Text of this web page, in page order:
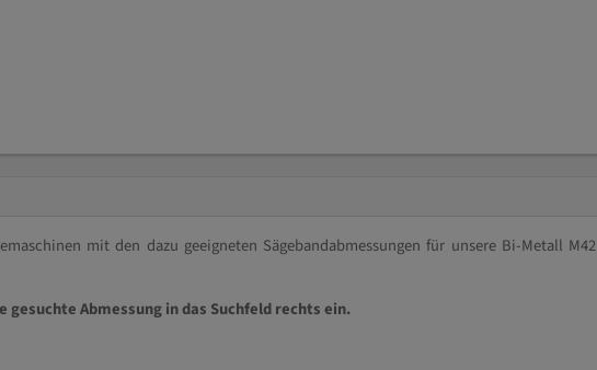
mit den dazu geeigneten Sägebandabmessungen für unsere Bi-Metall M42
Abmessung in das Suchfeld rechts ein.